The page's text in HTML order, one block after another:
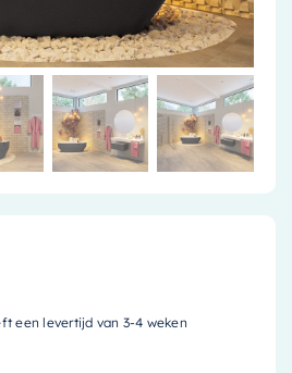
een levertijd van 3-4 weken